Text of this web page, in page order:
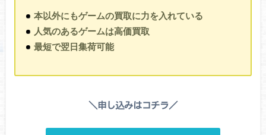
本以外にもゲームの買取に力を入れている
人気のあるゲームは高価買取
最短で翌日集荷可能
＼申し込みはコチラ／